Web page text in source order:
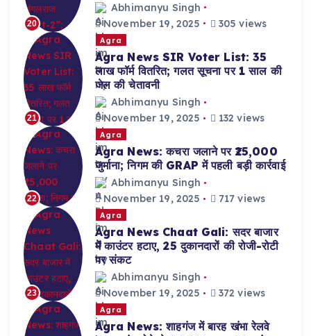
20
Abhimanyu Singh
November 19, 2025
305 views
21
Agra
Agra News SIR Voter List: 35
लाख फॉर्म वितरित; गलत सूचना पर 1 साल की
जेल की चेतावनी
Abhimanyu Singh
November 19, 2025
132 views
22
Agra
Agra News: कचरा जलाने पर ₹25,000
जुर्माना; निगम की GRAP में पहली बड़ी कार्रवाई
Abhimanyu Singh
November 19, 2025
717 views
23
Agra
Agra News Chaat Gali: सदर बाजार
में काउंटर हटाए, 25 दुकानदारों की रोजी-रोटी
पर संकट
Abhimanyu Singh
November 19, 2025
372 views
Agra
Agra News: शाहगंज में बारह खंभा रेलवे